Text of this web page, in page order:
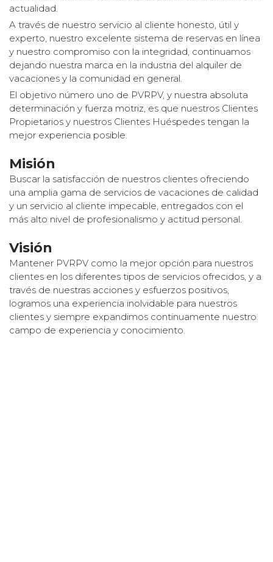
actualidad.
A través de nuestro servicio al cliente honesto, útil y
experto, nuestro excelente sistema de reservas en línea
y nuestro compromiso con la integridad, continuamos
dejando nuestra marca en la industria del alquiler de
vacaciones y la comunidad en general.
El objetivo número uno de PVRPV, y nuestra absoluta
determinación y fuerza motriz, es que nuestros Clientes
Propietarios y nuestros Clientes Huéspedes tengan la
mejor experiencia posible.
Misión
Buscar la satisfacción de nuestros clientes ofreciendo
una amplia gama de servicios de vacaciones de calidad
y un servicio al cliente impecable, entregados con el
más alto nivel de profesionalismo y actitud personal.
Visión
Mantener PVRPV como la mejor opción para nuestros
clientes en los diferentes tipos de servicios ofrecidos, y a
través de nuestras acciones y esfuerzos positivos,
logramos una experiencia inolvidable para nuestros
clientes y siempre expandimos continuamente nuestro
campo de experiencia y conocimiento.